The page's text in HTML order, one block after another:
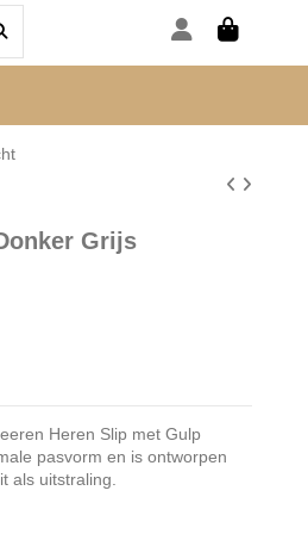
op zicht
Grijs
Heren Slip met Gulp
pasvorm en is ontworpen
als uitstraling.